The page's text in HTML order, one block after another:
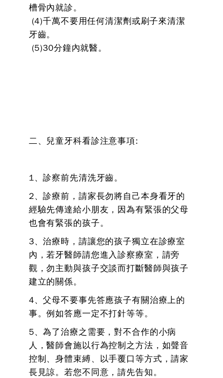
槽骨內就診。
(4)千萬不要用任何清潔劑或刷子來清潔
牙齒。
(5)30分鐘內就醫。
二、兒童牙科看診注意事項:
1、診察前先清洗牙齒。
2、診療前，請家長勿將自己本身看牙的
經驗先傳達給小朋友，因為有緊張的父母
也會有緊張的孩子。
3、治療時，請讓您的孩子獨立在診療室
內，若牙醫師請您進入診察療室，請旁
觀，勿主動與孩子交談而打斷醫師與孩子
建立的關係。
4、父母不要事先答應孩子有關治療上的
事。例如答應一定不打針等等。
5、為了治療之需要，對不合作的小病
人，醫師會施以行為控制之方法，如聲音
控制、身體束縛、以手覆口等方式，請家
長見諒。若您不同意，請先告知。